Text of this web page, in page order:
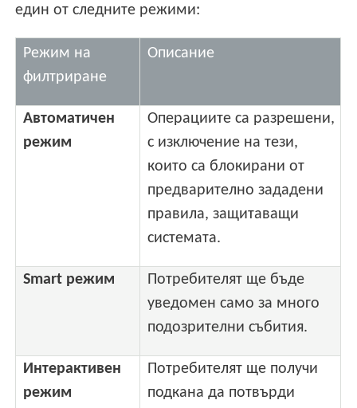
един от следните режими:
Режим на
филтриране
Описание
Автоматичен
режим
Операциите са разрешени,
с изключение на тези,
които са блокирани от
предварително зададени
правила, защитаващи
системата.
Smart режим
Потребителят ще бъде
уведомен само за много
подозрителни събития.
Интерактивен
режим
Потребителят ще получи
подкана да потвърди